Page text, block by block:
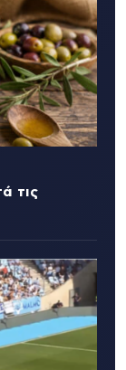
τις